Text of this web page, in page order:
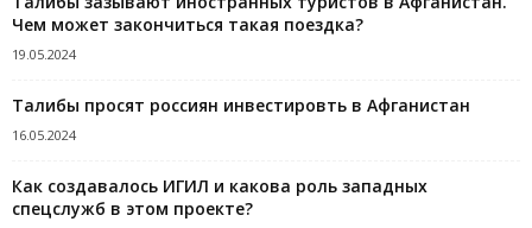
Чем может закончиться такая поездка?
19.05.2024
Талибы просят россиян инвестировть в Афганистан
16.05.2024
Как создавалось ИГИЛ и какова роль западных
спецслужб в этом проекте?